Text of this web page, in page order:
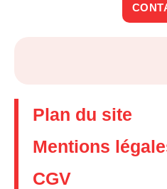
Plan du site
Mentions
CGV